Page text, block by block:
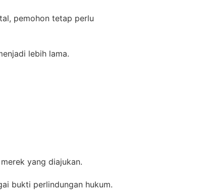
pemohon tetap perlu
lebih lama.
yang diajukan.
bukti perlindungan hukum.